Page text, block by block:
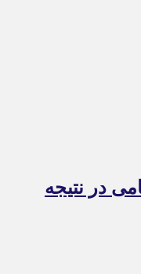
در نتیجه